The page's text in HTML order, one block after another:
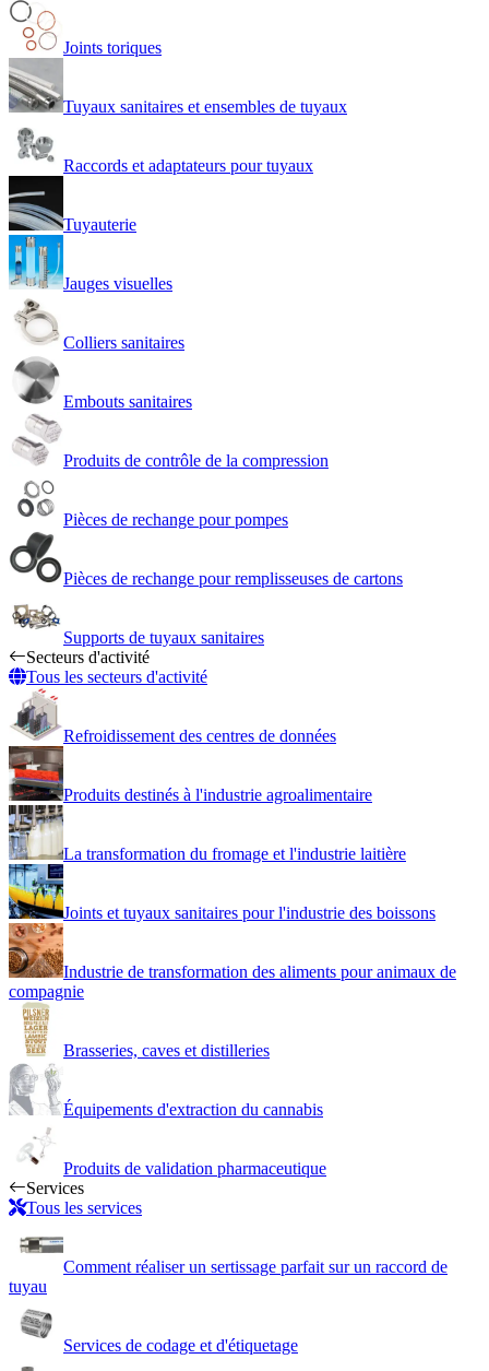
Joints toriques
Tuyaux sanitaires et ensembles de tuyaux
Raccords et adaptateurs pour tuyaux
Tuyauterie
Jauges visuelles
Colliers sanitaires
Embouts sanitaires
Produits de contrôle de la compression
Pièces de rechange pour pompes
Pièces de rechange pour remplisseuses de cartons
Supports de tuyaux sanitaires
Secteurs d'activité
Tous les secteurs d'activité
Refroidissement des centres de données
Produits destinés à l'industrie agroalimentaire
La transformation du fromage et l'industrie laitière
Joints et tuyaux sanitaires pour l'industrie des boissons
Industrie de transformation des aliments pour animaux de
compagnie
Brasseries, caves et distilleries
Équipements d'extraction du cannabis
Produits de validation pharmaceutique
Services
Tous les services
Comment réaliser un sertissage parfait sur un raccord de
tuyau
Services de codage et d'étiquetage